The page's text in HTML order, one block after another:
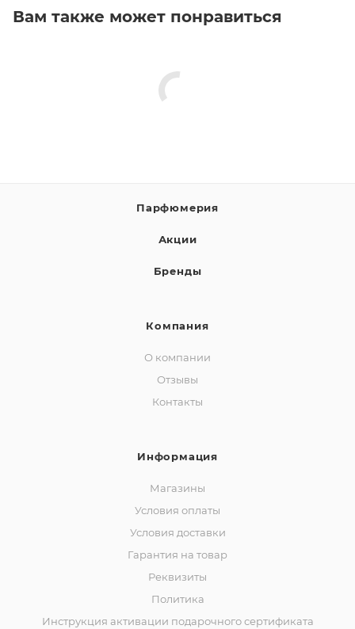
Вам также может понравиться
Парфюмерия
Акции
Бренды
Компания
О компании
Отзывы
Контакты
Информация
Магазины
Условия оплаты
Условия доставки
Гарантия на товар
Реквизиты
Политика
Инструкция активации подарочного сертификата